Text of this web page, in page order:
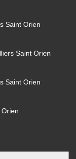
Saint Orien
Saint Orien
Saint Orien